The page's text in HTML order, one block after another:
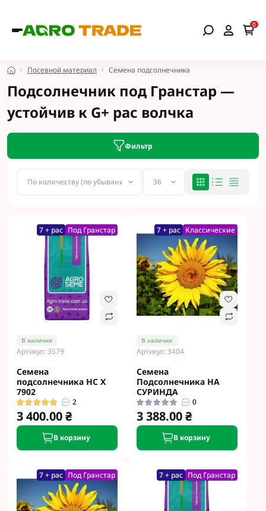
0
Посевной материал Семена подсолнечника
Подсолнечник под Гранстар —
устойчив к G+ рас волчка
Фильтр
7 + рас Под Гранстар
В наличии
Артикул: 3579
Семена
подсолнечника НС Х
7902
2
3 400.00 ₴
В корзину
7 + рас Классические
В наличии
Артикул: 3404
Семена
Подсолнечника НА
СУРИНДА
0
3 388.00 ₴
В корзину
7 + рас Под Гранстар 7 + рас Под Гранстар